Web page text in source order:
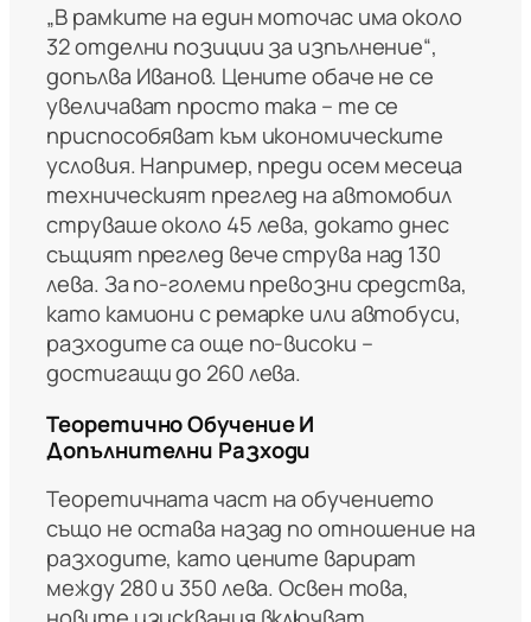
„В рамките на един моточас има около
32 отделни позиции за изпълнение“,
допълва Иванов. Цените обаче не се
увеличават просто така – те се
приспособяват към икономическите
условия. Например, преди осем месеца
техническият преглед на автомобил
струваше около 45 лева, докато днес
същият преглед вече струва над 130
лева. За по-големи превозни средства,
като камиони с ремарке или автобуси,
разходите са още по-високи –
достигащи до 260 лева.
Теоретично Обучение И
Допълнителни Разходи
Теоретичната част на обучението
също не остава назад по отношение на
разходите, като цените варират
между 280 и 350 лева. Освен това,